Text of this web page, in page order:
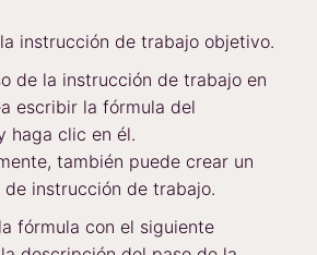
instrucción de trabajo objetivo.
de la instrucción de trabajo en
escribir la fórmula del
haga clic en él.
también puede crear un
de instrucción de trabajo.
fórmula con el siguiente